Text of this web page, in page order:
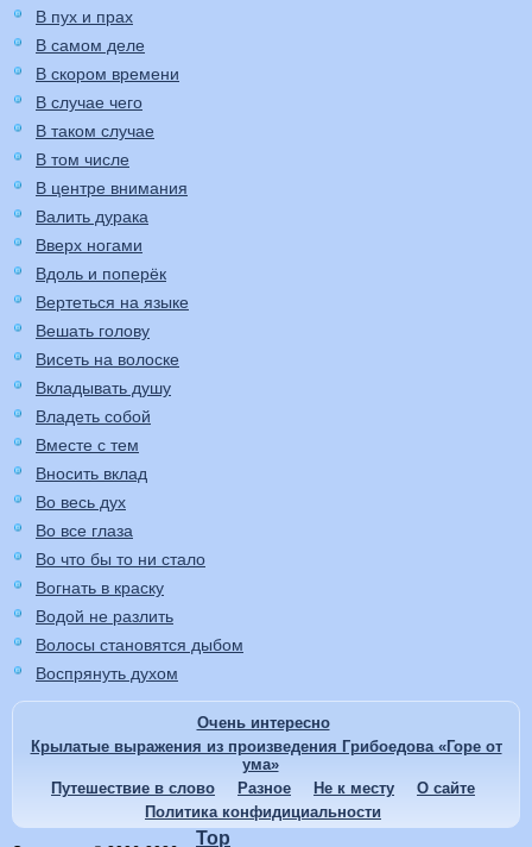
В пух и прах
В самом деле
В скором времени
В случае чего
В таком случае
В том числе
В центре внимания
Валить дурака
Вверх ногами
Вдоль и поперёк
Вертеться на языке
Вешать голову
Висеть на волоске
Вкладывать душу
Владеть собой
Вместе с тем
Вносить вклад
Во весь дух
Во все глаза
Во что бы то ни стало
Вогнать в краску
Водой не разлить
Волосы становятся дыбом
Воспрянуть духом
Очень интересно
Крылатые выражения из произведения Грибоедова «Горе от
ума»
Путешествие в слово
Разное Не к месту
О сайте
Политика конфидициальности
Top